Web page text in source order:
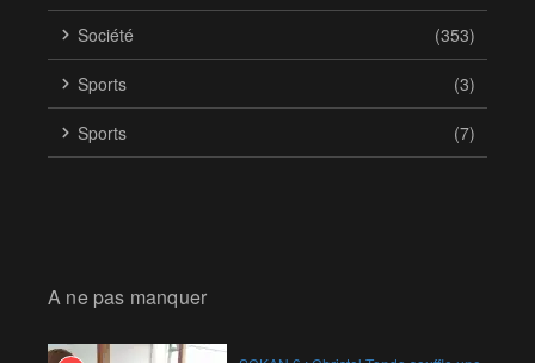
Société (353)
Sports (3)
Sports (7)
A ne pas manquer